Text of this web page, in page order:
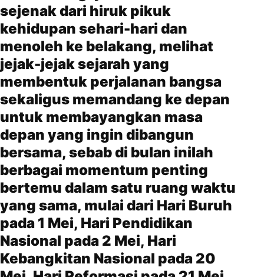
sejenak dari hiruk pikuk
kehidupan sehari-hari dan
menoleh ke belakang, melihat
jejak-jejak sejarah yang
membentuk perjalanan bangsa
sekaligus memandang ke depan
untuk membayangkan masa
depan yang ingin dibangun
bersama, sebab di bulan inilah
berbagai momentum penting
bertemu dalam satu ruang waktu
yang sama, mulai dari Hari Buruh
pada 1 Mei, Hari Pendidikan
Nasional pada 2 Mei, Hari
Kebangkitan Nasional pada 20